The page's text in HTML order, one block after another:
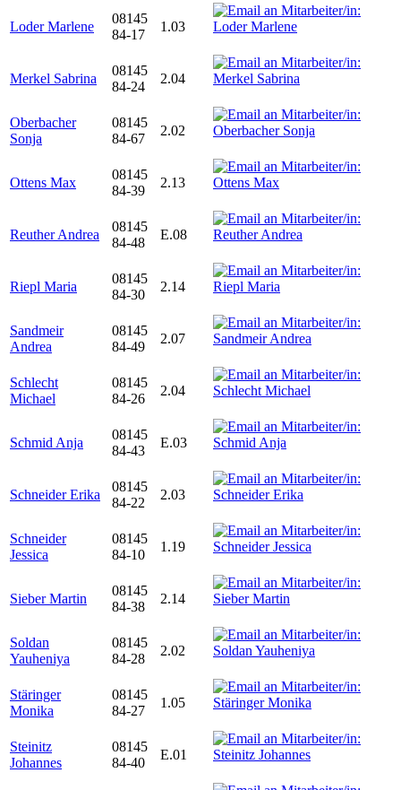
Loder Marlene
08145
84-17
1.03
Merkel Sabrina
08145
84-24
2.04
Oberbacher
Sonja
08145
84-67
2.02
Ottens Max
08145
84-39
2.13
Reuther Andrea
08145
84-48
E.08
Riepl Maria
08145
84-30
2.14
Sandmeir
Andrea
08145
84-49
2.07
Schlecht
Michael
08145
84-26
2.04
Schmid Anja
08145
84-43
E.03
Schneider Erika
08145
84-22
2.03
Schneider
Jessica
08145
84-10
1.19
Sieber Martin
08145
84-38
2.14
Soldan
Yauheniya
08145
84-28
2.02
Stäringer
Monika
08145
84-27
1.05
Steinitz
Johannes
08145
84-40
E.01